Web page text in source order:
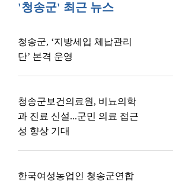
'청송군' 최근 뉴스
청송군, ‘지방세입 체납관리
단’ 본격 운영
청송군보건의료원, 비뇨의학
과 진료 신설...군민 의료 접근
성 향상 기대
한국여성농업인 청송군연합